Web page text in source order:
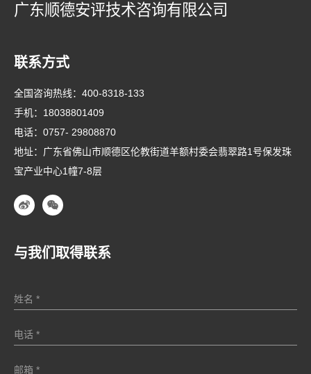
广东顺德安评技术咨询有限公司
联系方式
全国咨询热线： 400-8318-133
手机： 18038801409
电话： 0757- 29808870
地址：广东省佛山市顺德区伦教街道羊额村委会翡翠路1号保发珠
宝产业中心1幢7-8层
与我们取得联系